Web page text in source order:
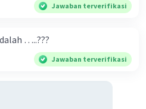
Jawaban terverifikasi
…..???
Jawaban terverifikasi